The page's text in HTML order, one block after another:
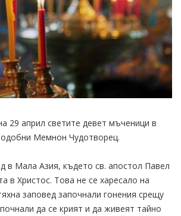
29 април светите девет мъченици в
Мемнон Чудотворец.
в Мала Азия, където св. апостол Павел
в Христос. Това не се харесало на
заповед започнали гонения срещу
да се крият и да живеят тайно